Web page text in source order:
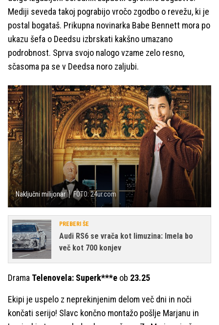
Mediji seveda takoj pograbijo vročo zgodbo o revežu, ki je
postal bogataš. Prikupna novinarka Babe Bennett mora po
ukazu šefa o Deedsu izbrskati kakšno umazano
podrobnost. Sprva svojo nalogo vzame zelo resno,
sčasoma pa se v Deedsa noro zaljubi.
Naključni milijonar FOTO: 24ur.com
PREBERI ŠE
Audi RS6 se vrača kot limuzina: Imela bo
več kot 700 konjev
Drama Telenovela: Superk***e ob 23.25
Ekipi je uspelo z neprekinjenim delom več dni in noči
končati serijo! Slavc končno montažo pošlje Marjanu in